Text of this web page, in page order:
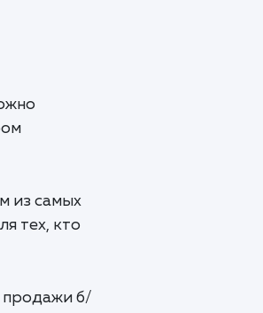
из самых
тех, кто
продажи б/